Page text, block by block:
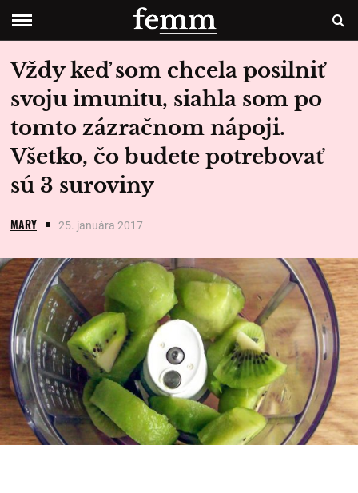
Vždy keď som chcela posilniť
svoju imunitu, siahla som po
tomto zázračnom nápoji.
Všetko, čo budete potrebovať
sú 3 suroviny
MARY 25. januára 2017